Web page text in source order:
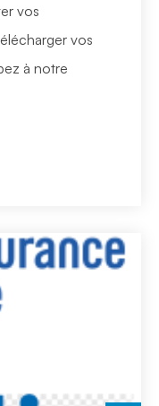
vos
vos
à notre